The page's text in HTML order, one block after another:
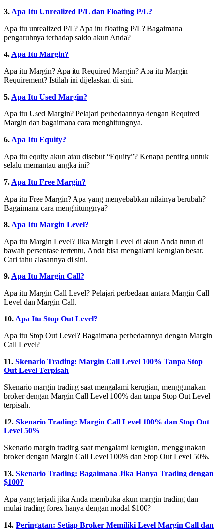
3.Apa Itu Unrealized P/L dan Floating P/L?
Apa itu unrealized P/L? Apa itu floating P/L? Bagaimana
pengaruhnya terhadap saldo akun Anda?
4.Apa Itu Margin?
Apa itu Margin? Apa itu Required Margin? Apa itu Margin
Requirement? Istilah ini dijelaskan di sini.
5.Apa Itu Used Margin?
Apa itu Used Margin? Pelajari perbedaannya dengan Required
Margin dan bagaimana cara menghitungnya.
6.Apa Itu Equity?
Apa itu equity akun atau disebut “Equity”? Kenapa penting untuk
selalu memantau angka ini?
7.Apa Itu Free Margin?
Apa itu Free Margin? Apa yang menyebabkan nilainya berubah?
Bagaimana cara menghitungnya?
8.Apa Itu Margin Level?
Apa itu Margin Level? Jika Margin Level di akun Anda turun di
bawah persentase tertentu, Anda bisa mengalami kerugian besar.
Cari tahu alasannya di sini.
9.Apa Itu Margin Call?
Apa itu Margin Call Level? Pelajari perbedaan antara Margin Call
Level dan Margin Call.
10.Apa Itu Stop Out Level?
Apa itu Stop Out Level? Bagaimana perbedaannya dengan Margin
Call Level?
11. Skenario Trading: Margin Call Level 100% Tanpa Stop
Out Level Terpisah
Skenario margin trading saat mengalami kerugian, menggunakan
broker dengan Margin Call Level 100% dan tanpa Stop Out Level
terpisah.
12. Skenario Trading: Margin Call Level 100% dan Stop Out
Level 50%
Skenario margin trading saat mengalami kerugian, menggunakan
broker dengan Margin Call Level 100% dan Stop Out Level 50%.
13. Skenario Trading: Bagaimana Jika Hanya Trading dengan
$100?
Apa yang terjadi jika Anda membuka akun margin trading dan
mulai trading forex hanya dengan modal $100?
14. Peringatan: Setiap Broker Memiliki Level Margin Call dan